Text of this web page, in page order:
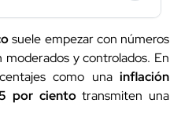
suele empezar con números
y controlados. En
como una inflación
por cientotransmiten una